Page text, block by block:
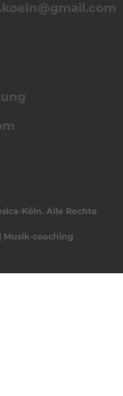
Köln. Alle Rechte
Musik-coaching